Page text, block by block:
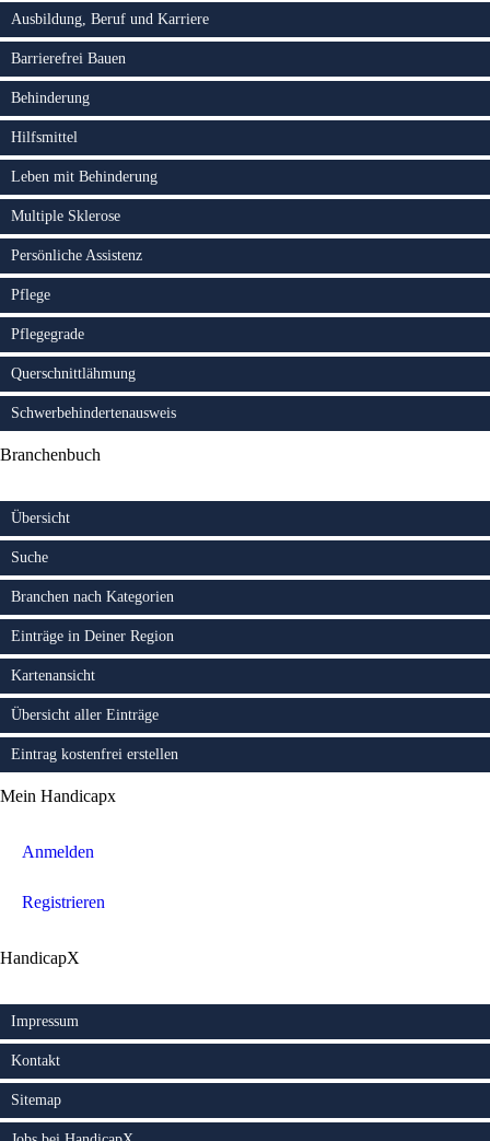
Ausbildung, Beruf und Karriere
Barrierefrei Bauen
Behinderung
Hilfsmittel
Leben mit Behinderung
Multiple Sklerose
Persönliche Assistenz
Pflege
Pflegegrade
Querschnittlähmung
Schwerbehindertenausweis
Branchenbuch
Übersicht
Suche
Branchen nach Kategorien
Einträge in Deiner Region
Kartenansicht
Übersicht aller Einträge
Eintrag kostenfrei erstellen
Mein Handicapx
Anmelden
Registrieren
HandicapX
Impressum
Kontakt
Sitemap